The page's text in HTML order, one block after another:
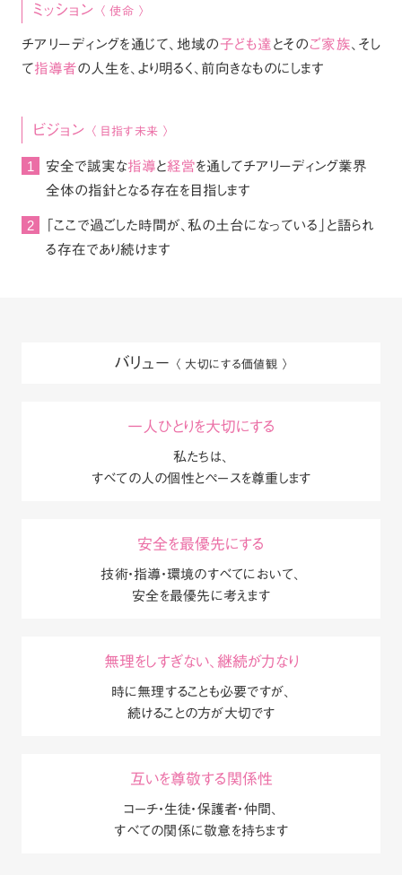
ミッション 〈 使命 〉
チアリーディングを通じて、地域の子ども達とそのご家族､ そし
て指導者の人生を、より明るく、前向きなものにします
ビジョン 〈 目指す未来 〉
1 安全で誠実な指導と経営を通してチアリーディング業界
全体の指針となる存在を目指します
2 「ここで過ごした時間が、私の土台になっている」 と語られ
る存在であり続けます
バリュー 〈 大切にする価値観 〉
一人ひとりを大切にする
私たちは、
すべての人の個性とペースを尊重します
安全を最優先にする
技術・指導・環境のすべてにおいて、
安全を最優先に考えます
無理をしすぎない、継続が力なり
時に無理することも必要ですが、
続けることの方が大切です
互いを尊敬する関係性
コーチ・生徒・保護者・仲間、
すべての関係に敬意を持ちます